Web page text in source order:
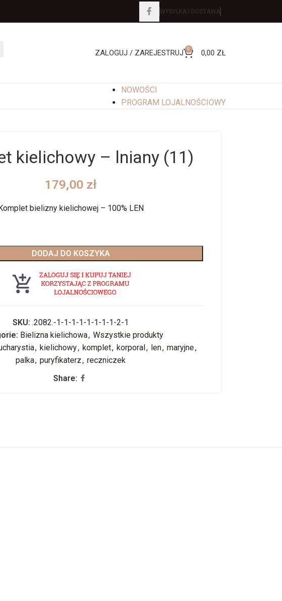
WYSYŁKA I DOSTAWA
ZALOGUJ / ZAREJESTRUJ 0 0,00 ZŁ
NOWOŚCI
PROGRAM LOJALNOŚCIOWY
kielichowy – lniany (11)
179,00 zł
bielizny kielichowej – 100% LEN
DODAJ DO KOSZYKA
SKU: .2082.-1-1-1-1-1-1-1-1-2-1
Bielizna kielichowa, Wszystkie produkty
, kielichowy, komplet, korporal, len, maryjne,
palka, puryfikaterz, reczniczek
Share: